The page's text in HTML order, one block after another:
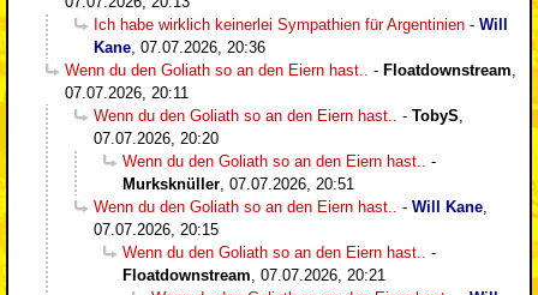
Ich habe wirklich keinerlei Sympathien für Argentinien - Will
Kane 07.07.2026, 20:36
Wenn du den Goliath so an den Eiern hast..
- Floatdownstream
07.07.2026, 20:11
Wenn du den Goliath so an den Eiern hast..
- TobyS
07.07.2026, 20:20
Wenn du den Goliath so an den Eiern hast..
-
Murksknüller 07.07.2026, 20:51
Wenn du den Goliath so an den Eiern hast..
- Will Kane
07.07.2026, 20:15
Wenn du den Goliath so an den Eiern hast..
-
Floatdownstream 07.07.2026, 20:21